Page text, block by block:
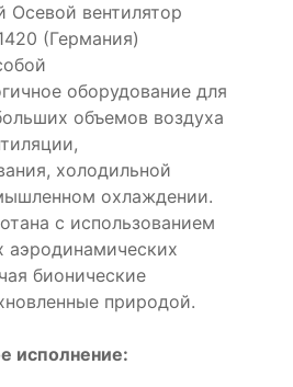
вентилятор
(Германия)
оборудование для
объемов воздуха
холодильной
охлаждении.
с использованием
аэродинамических
бионические
природой.
исполнение: